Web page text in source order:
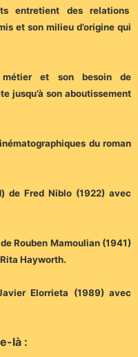
entretient des relations
et son milieu d’origine qui
et son besoin de
jusqu’à son aboutissement
du roman
de Fred Niblo (1922) avec
Rouben Mamoulian (1941)
Hayworth.
Elorrieta (1989) avec
là :